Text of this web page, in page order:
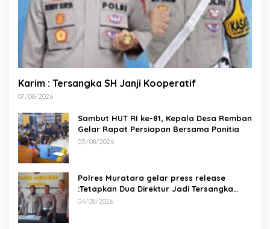
Karim : Tersangka SH Janji Kooperatif
07/08/2026
Sambut HUT RI ke-81, Kepala Desa Remban
Gelar Rapat Persiapan Bersama Panitia
05/08/2026
Polres Muratara gelar press release
:Tetapkan Dua Direktur Jadi Tersangka
Kecelakaan Maut antara Bus ALS dan
04/08/2026